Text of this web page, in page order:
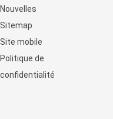
Nouvelles
Sitemap
Site mobile
Politique de
confidentialité